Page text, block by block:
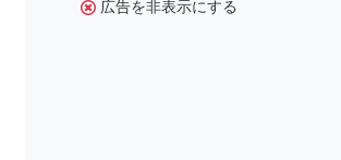
広告を非表示にする